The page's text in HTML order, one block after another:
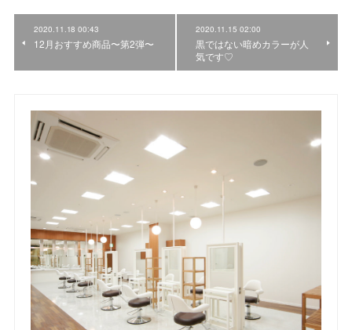
2020.11.18 00:43
12月おすすめ商品〜第2弾〜
2020.11.15 02:00
黒ではない暗めカラーが人
気です♡